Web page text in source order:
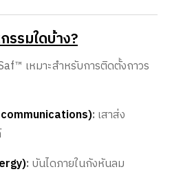
รรมใดบ้าง?
เหมาะสำหรับการติดตั้งถาวร
: เสาส่ง
: บันไดภายในกังหันลม